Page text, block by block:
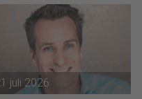
“We zitten in
transitie van
naar proactief.”
juli 2026